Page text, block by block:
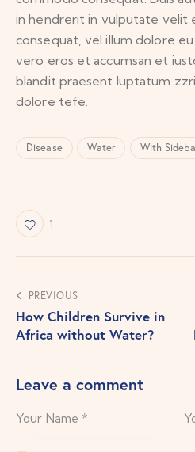
in hendrerit in vulputate velit
consequat, vel illum dolore
vero eros et accumsan et
blandit praesent luptatum
dolore tefe.
Disease Water With
1
PREVIOUS
How Children Survive in
Africa without Water?
Leave a comment